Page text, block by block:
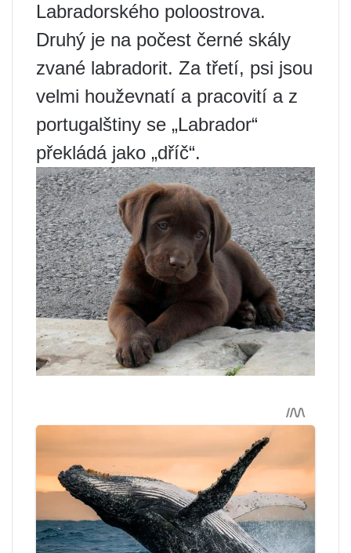
Labradorského poloostrova.
Druhý je na počest černé skály
zvané labradorit. Za třetí, psi jsou
velmi houževnatí a pracovití a z
portugalštiny se „Labrador“
překládá jako „dříč“.